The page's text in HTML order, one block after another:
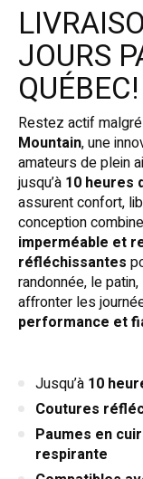
JOURS
QUÉBEC!
Restez actif
Mountain, une
amateurs de plein
jusqu’à 10 heures
assurent confort,
conception combine
imperméable et
réfléchissantes
randonnée, le
affronter les
performance et
Jusqu’à 10
Coutures
Paumes en
respirante